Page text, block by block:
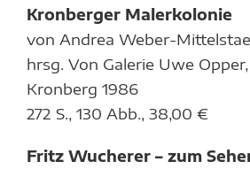
Kronberger Malerkolonie
von Andrea Weber-
hrsg. Von Galerie Uwe Opper,
Kronberg 1986
272 S., 130 Abb., 38,00 €
Fritz Wucherer – zum